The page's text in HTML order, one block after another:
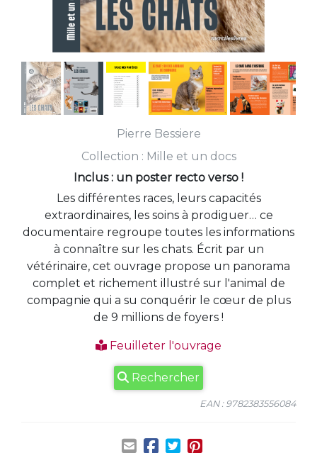
Pierre Bessiere
Collection : Mille et un docs
Inclus : un poster recto verso !
Les différentes races, leurs capacités
extraordinaires, les soins à prodiguer… ce
documentaire regroupe toutes les informations
à connaître sur les chats. Écrit par un
vétérinaire, cet ouvrage propose un panorama
complet et richement illustré sur l'animal de
compagnie qui a su conquérir le cœur de plus
de 9 millions de foyers !
Feuilleter l'ouvrage
Rechercher
EAN : 9782383556084